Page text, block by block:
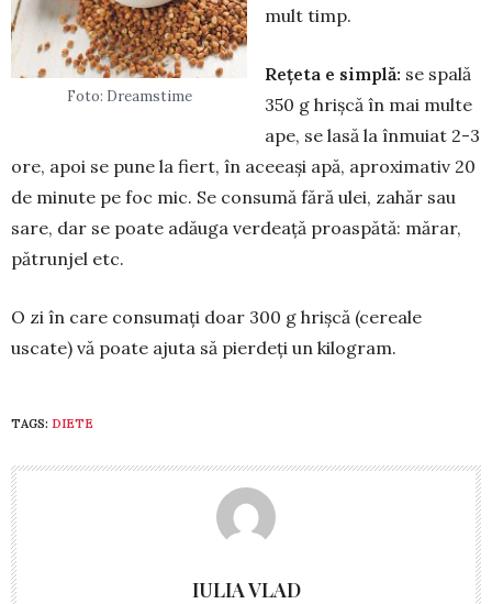
Foto: Dreamstime
mult timp.
Rețeta e simplă: se spală
350 g hrișcă în mai multe
ape, se lasă la înmuiat 2-3
ore, apoi se pune la fiert, în aceeași apă, apro­ximativ 20
de minute pe foc mic. Se con­sumă fără ulei, zahăr sau
sare, dar se poate adăuga verdeață proaspătă: mărar,
pă­trunjel etc.
O zi în care consumați doar 300 g hriș­că (cereale
uscate) vă poate ajuta să pier­deți un kilogram.
TAGS: DIETE
IULIA VLAD